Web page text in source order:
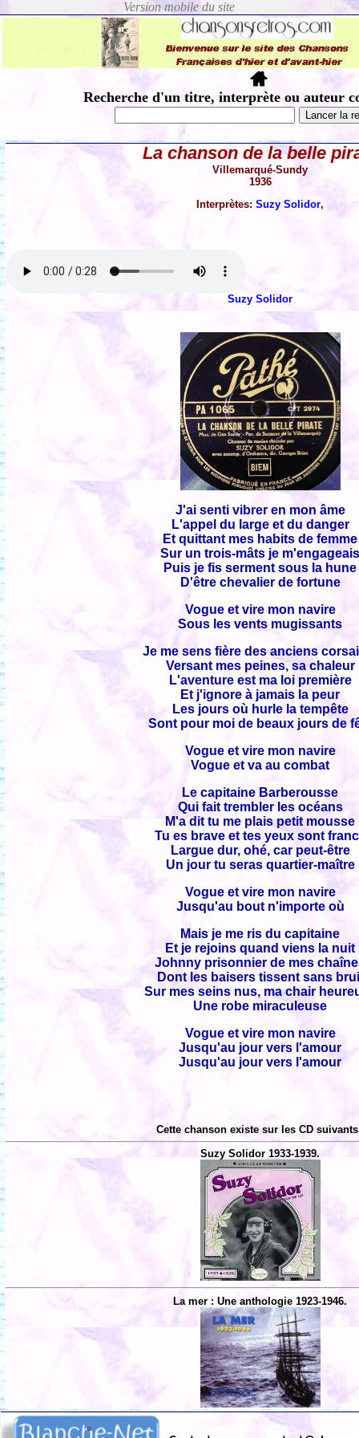
Recherche d'un titre, interprète ou auteur
La chanson de la belle
Villemarqué-Sundy
1936
Interprètes:Suzy Solidor,
Suzy Solidor
J'ai senti vibrer en mon âme
L'appel du large et du danger
Et quittant mes habits de femme
Sur un trois-mâts je
Puis je fis serment sous la hune
D'être chevalier de fortune
Vogue et vire mon navire
Sous les vents mugissants
Je me sens fière des anciens
Versant mes peines, sa chaleur
L'aventure est ma loi première
Et j'ignore à jamais la peur
Les jours où hurle la tempête
Sont pour moi de beaux jours de
Vogue et vire mon navire
Vogue et va au combat
Le capitaine Barberousse
Qui fait trembler les océans
M'a dit tu me plais petit mousse
Tu es brave et tes yeux sont
Largue dur, ohé, car peut-être
Un jour tu seras quartier-maître
Vogue et vire mon navire
Jusqu'au bout n'importe où
Mais je me ris du capitaine
Et je rejoins quand viens la nuit
Johnny prisonnier de mes
Dont les baisers tissent sans
Sur mes seins nus, ma chair
Une robe miraculeuse
Vogue et vire mon navire
Jusqu'au jour vers l'amour
Jusqu'au jour vers l'amour
Cette chanson existe sur les CD
Suzy Solidor 1933-1939.
La mer : Une anthologie 1923-1946.